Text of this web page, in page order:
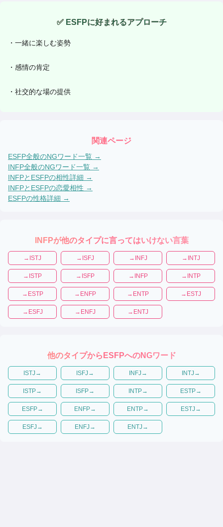
✅ ESFPに好まれるアプローチ
・ 一緒に楽しむ姿勢
・ 感情の肯定
・ 社交的な場の提供
関連ページ
ESFP全般のNGワード一覧 →
INFP全般のNGワード一覧 →
INFPと ESFPの相性詳細 →
INFPと ESFPの恋愛相性 →
ESFPの性格詳細 →
INFPが他のタイプに言ってはいけない言葉
→ ISTJ → ISFJ → INFJ → INTJ
→ ISTP → ISFP → INFP → INTP
→ ESTP → ENFP → ENTP → ESTJ
→ ESFJ → ENFJ → ENTJ
他のタイプから ESFPへのNGワード
ISTJ → ISFJ → INFJ → INTJ →
ISTP→ ISFP→ INTP→ ESTP→
ESFP→ ENFP→ ENTP→ ESTJ →
ESFJ → ENFJ → ENTJ →